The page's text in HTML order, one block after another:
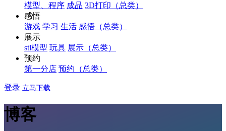
模型、程序 成品 3D打印（总类）
感悟
游戏 学习 生活 感悟（总类）
展示
stl模型 玩具 展示（总类）
预约
第一分店 预约（总类）
登录 立马下载
博客